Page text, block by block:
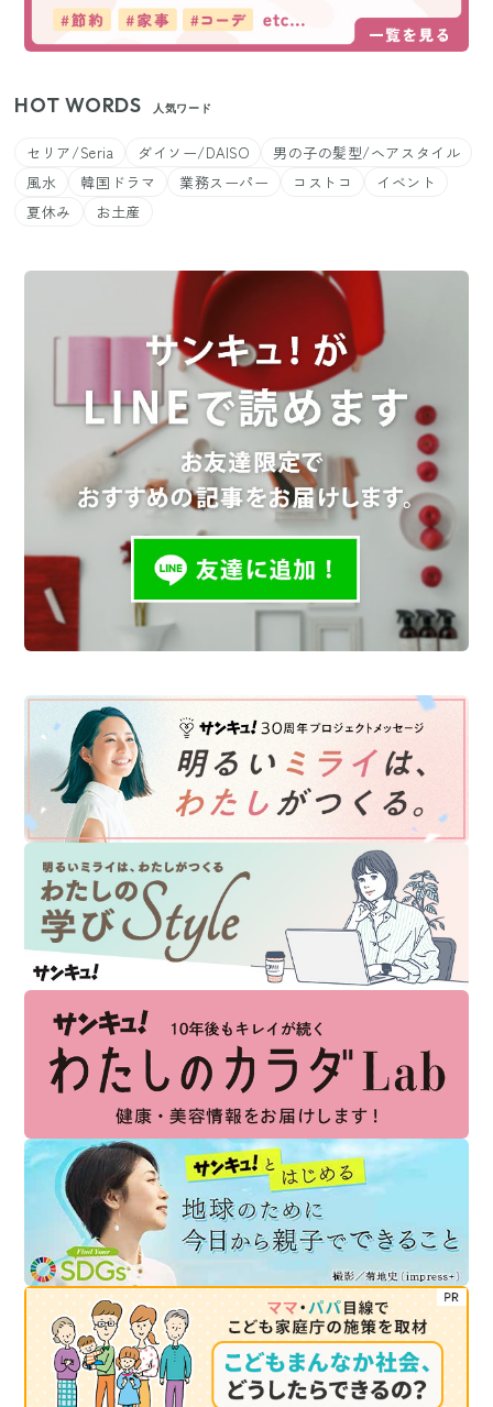
HOT WORDS 人気ワード
セリア/Seria ダイソー/DAISO
男の子の髪型/ヘアスタイル
風水
韓国ドラマ 業務スーパー コストコ
イベント
夏休み
お土産